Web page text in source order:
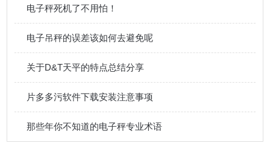
电子秤死机了不用怕！
电子吊秤的误差该如何去避免呢
关于D&T天平的特点总结分享
片多多污软件下载安装注意事项
那些年你不知道的电子秤专业术语